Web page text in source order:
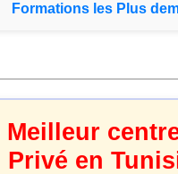
Formations les Plus
Meilleur
Privé en